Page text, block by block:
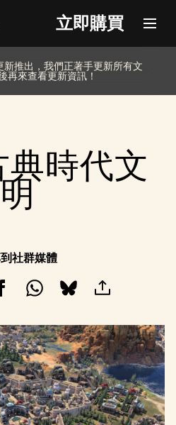
立即購買
推出，我們正著手更新所有文
再來查看更新資訊！
典時代文
明
社群媒體